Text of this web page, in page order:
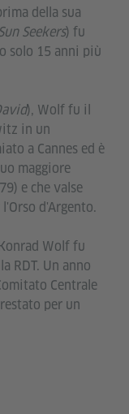
della sua
Seekers) fu
solo 15 anni più
), Wolf fu il
in un
a Cannes ed è
maggiore
e che valse
d'Argento.
Wolf fu
RDT. Un anno
Centrale
per un